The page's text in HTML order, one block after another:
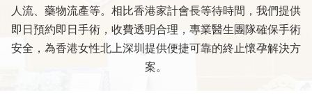
人流、藥物流產等。相比香港家計會長等待時間，我們提供
即日預約即日手術，收費透明合理，專業醫生團隊確保手術
安全，為香港女性北上深圳提供便捷可靠的終止懷孕解決方
案。